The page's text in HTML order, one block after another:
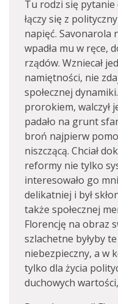
Tu rodzi się
łączy się z
napięć. Savonarola
wpadła mu w ręce,
rządów. Wzniecał
namiętności, nie
społecznej
prorokiem, walczył
padało na grunt
broń najpierw
niszczącą. Chciał
reformy nie tylko
interesowało go
delikatniej i był
także społecznej
Florencję na obraz
szlachetne byłyby
niebezpieczny, a w
tylko dla życia
duchowych